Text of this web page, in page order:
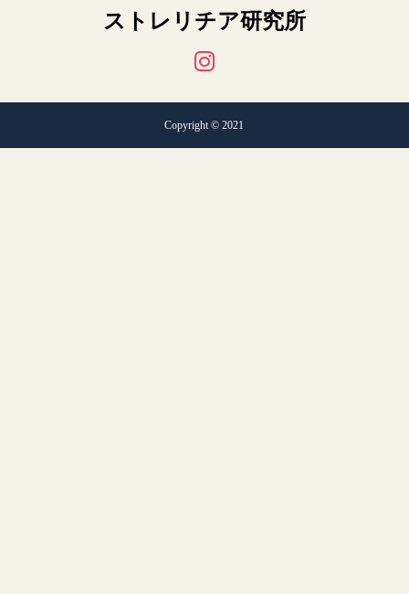
ストレリチア研究所
Copyright © 2021